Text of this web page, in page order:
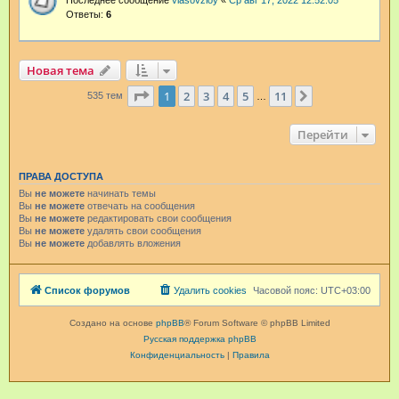
Ответы: 6
Новая тема
535 тем Страница из 11
1 2 3 4 5 … 11
Перейти
ПРАВА ДОСТУПА
Вы не можете начинать темы
Вы не можете отвечать на сообщения
Вы не можете редактировать свои сообщения
Вы не можете удалять свои сообщения
Вы не можете добавлять вложения
Список форумов Часовой пояс: UTC+03:00
Удалить cookies
Создано на основе phpBB® Forum Software © phpBB Limited
Русская поддержка phpBB
Конфиденциальность| Правила